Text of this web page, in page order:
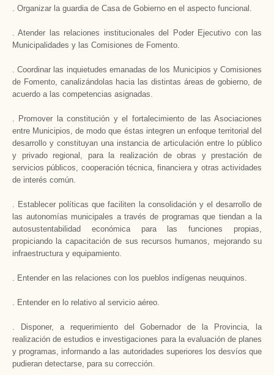
. Organizar la guardia de Casa de Gobierno en el aspecto funcional.
. Atender las relaciones institucionales del Poder Ejecutivo con las
Municipalidades y las Comisiones de Fomento.
. Coordinar las inquietudes emanadas de los Municipios y Comisiones
de Fomento, canalizándolas hacia las distintas áreas de gobierno, de
acuerdo a las competencias asignadas.
. Promover la constitución y el fortalecimiento de las Asociaciones
entre Municipios, de modo que éstas integren un enfoque territorial del
desarrollo y constituyan una instancia de articulación entre lo público
y privado regional, para la realización de obras y prestación de
servicios públicos, cooperación técnica, financiera y otras actividades
de interés común.
. Establecer políticas que faciliten la consolidación y el desarrollo de
las autonomías municipales a través de programas que tiendan a la
autosustentabilidad económica para las funciones propias,
propiciando la capacitación de sus recursos humanos, mejorando su
infraestructura y equipamiento.
. Entender en las relaciones con los pueblos indígenas neuquinos.
. Entender en lo relativo al servicio aéreo.
. Disponer, a requerimiento del Gobernador de la Provincia, la
realización de estudios e investigaciones para la evaluación de planes
y programas, informando a las autoridades superiores los desvíos que
pudieran detectarse, para su corrección.